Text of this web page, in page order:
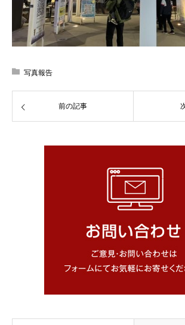
写真報告
前の記事